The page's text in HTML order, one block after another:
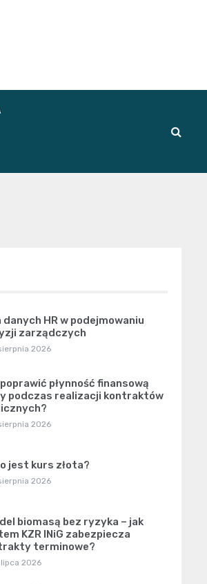
danych HR w podejmowaniu
zarządczych
2026
płynność finansową
podczas realizacji kontraktów
2026
jest kurs złota?
2026
biomasą bez ryzyka – jak
KZR INiG zabezpiecza
terminowe?
lipca 2026